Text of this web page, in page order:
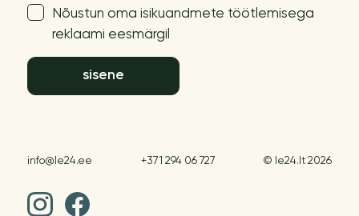
Nõustun oma isikuandmete töötlemisega
reklaami eesmärgil
sisene
info@le24.ee +371 294 06 727 © le24.lt 2026